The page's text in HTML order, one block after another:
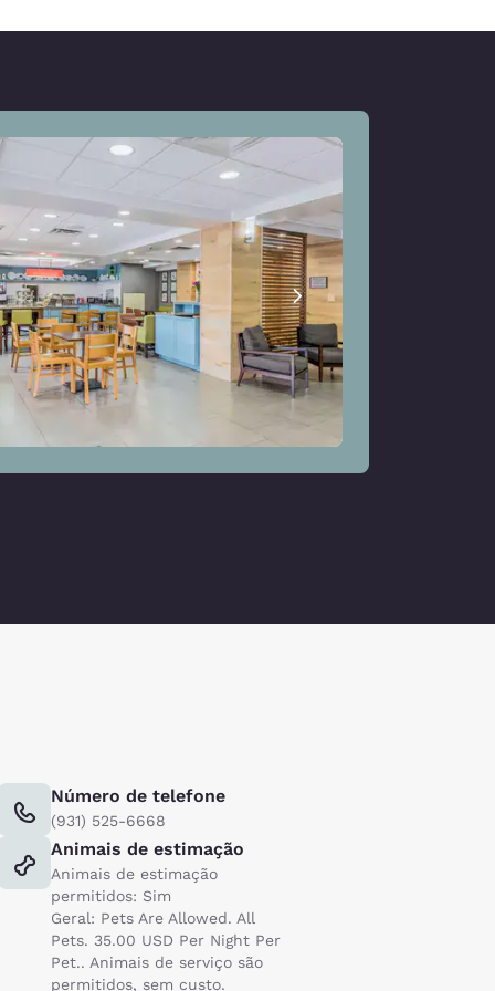
Número de telefone
(931) 525-6668
Animais de estimação
Animais de estimação
permitidos: Sim
Geral: Pets Are Allowed. All
Pets. 35.00 USD Per Night Per
Pet.. Animais de serviço são
permitidos, sem custo.